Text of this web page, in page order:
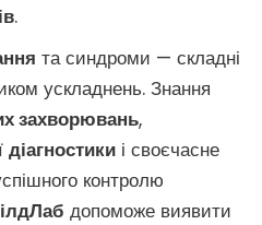
.
та синдроми — складні
ускладнень. Знання
захворювань,
діагностики і своєчасне
контролю
допоможе виявити